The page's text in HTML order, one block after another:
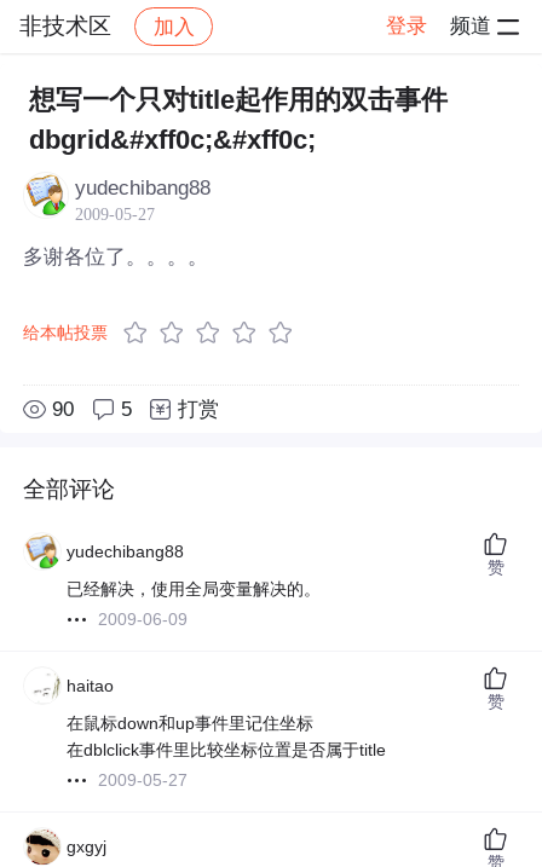
非技术区 加入 登录 频道
社区 非技术区 帖子详情
想写一个只对title起作用的双击事件
dbgrid&#xff0c;&#xff0c;
yudechibang88
2009-05-27
多谢各位了。。。。
给本帖投票
90 5 打赏
全部评论
yudechibang88
已经解决，使用全局变量解决的。
2009-06-09
赞
haitao
在鼠标down和up事件里记住坐标
在dblclick事件里比较坐标位置是否属于title
2009-05-27
赞
gxgyj
赞